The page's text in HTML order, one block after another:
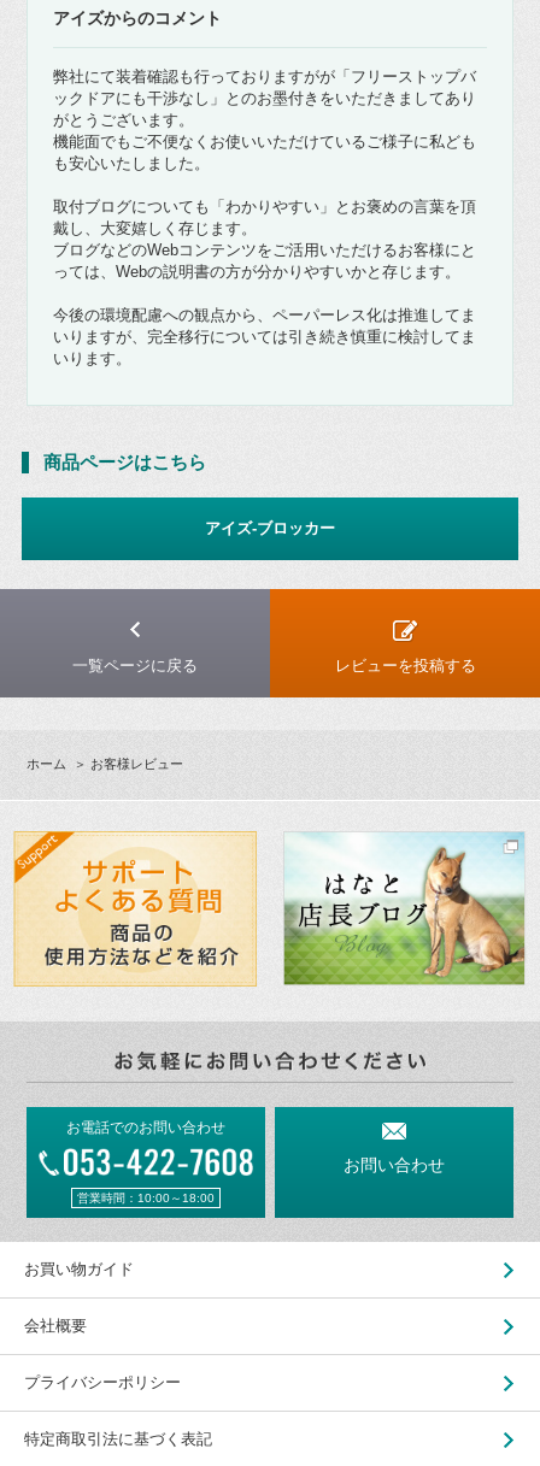
アイズからのコメント
弊社にて装着確認も行っておりますがが「フリーストップバ
ックドアにも干渉なし」とのお墨付きをいただきましてあり
がとうございます。
機能面でもご不便なくお使いいただけているご様子に私ども
も安心いたしました。
取付ブログについても「わかりやすい」とお褒めの言葉を頂
戴し、大変嬉しく存じます。
ブログなどのWebコンテンツをご活用いただけるお客様にと
っては、Webの説明書の方が分かりやすいかと存じます。
今後の環境配慮への観点から、ペーパーレス化は推進してま
いりますが、完全移行については引き続き慎重に検討してま
いります。
商品ページはこちら
アイズ-ブロッカー
一覧ページに戻る レビューを投稿する
ホーム ＞ お客様レビュー
お電話でのお問い合わせ
営業時間：10:00～18:00
お問い合わせ
お買い物ガイド
会社概要
プライバシーポリシー
特定商取引法に基づく表記